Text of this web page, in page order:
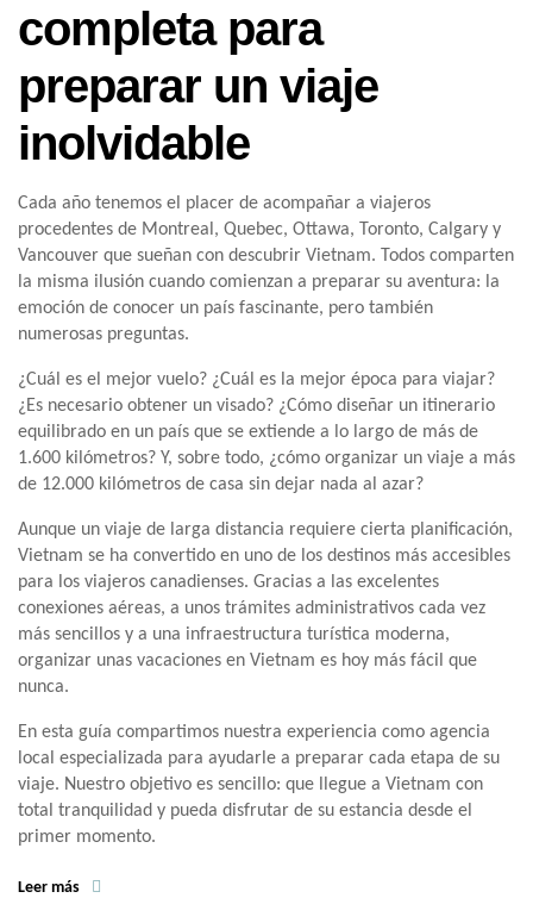
completa para
preparar un viaje
inolvidable
Cada año tenemos el placer de acompañar a viajeros
procedentes de Montreal, Quebec, Ottawa, Toronto, Calgary y
Vancouver que sueñan con descubrir Vietnam. Todos comparten
la misma ilusión cuando comienzan a preparar su aventura: la
emoción de conocer un país fascinante, pero también
numerosas preguntas.
¿Cuál es el mejor vuelo? ¿Cuál es la mejor época para viajar?
¿Es necesario obtener un visado? ¿Cómo diseñar un itinerario
equilibrado en un país que se extiende a lo largo de más de
1.600 kilómetros? Y, sobre todo, ¿cómo organizar un viaje a más
de 12.000 kilómetros de casa sin dejar nada al azar?
Aunque un viaje de larga distancia requiere cierta planificación,
Vietnam se ha convertido en uno de los destinos más accesibles
para los viajeros canadienses. Gracias a las excelentes
conexiones aéreas, a unos trámites administrativos cada vez
más sencillos y a una infraestructura turística moderna,
organizar unas vacaciones en Vietnam es hoy más fácil que
nunca.
En esta guía compartimos nuestra experiencia como agencia
local especializada para ayudarle a preparar cada etapa de su
viaje. Nuestro objetivo es sencillo: que llegue a Vietnam con
total tranquilidad y pueda disfrutar de su estancia desde el
primer momento.
Leer más